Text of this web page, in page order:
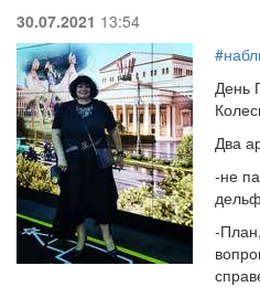
30.07.2021 13:54
День
Два
-не
-